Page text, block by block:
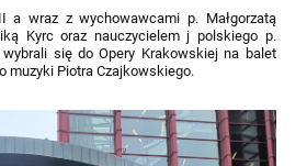
wraz z wychowawcami p. Małgorzatą
Kyrc oraz nauczycielem j polskiego p.
wybrali się do Opery Krakowskiej na balet
muzyki Piotra Czajkowskiego.